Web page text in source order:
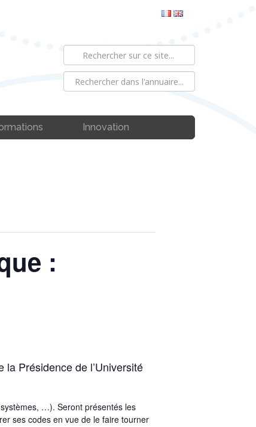
Innovation
:
Présidence de l’Université
…). Seront présentés les
ses codes en vue de le faire tourner